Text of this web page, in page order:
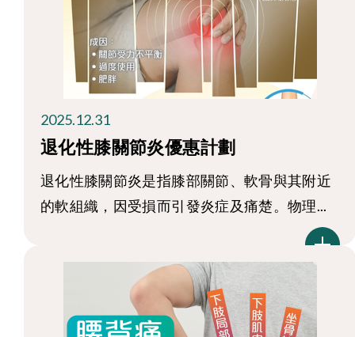
2025.12.31
退化性膝關節炎優惠計劃
退化性膝關節炎是指膝部關節、軟骨與其附近
的軟組織，因受損而引發炎症及痛楚。物理...